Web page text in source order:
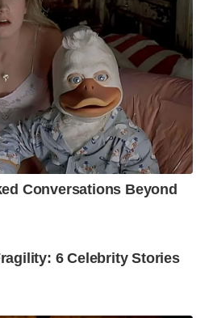
Conversations Beyond
6 Celebrity Stories